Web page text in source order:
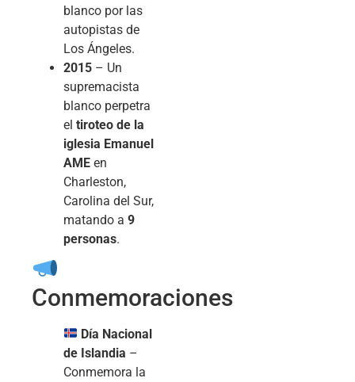
blanco por las
autopistas de
Los Ángeles.
2015 – Un
supremacista
blanco perpetra
el tiroteo de la
iglesia Emanuel
AME en
Charleston,
Carolina del Sur,
matando a 9
personas.
Conmemoraciones
Día Nacional
de Islandia –
Conmemora la